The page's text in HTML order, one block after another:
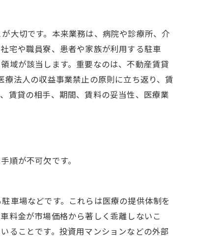
大切です。本来業務は、病院や診療所、介
宅や職員寮、患者や家族が利用する駐車
域が該当します。重要なのは、不動産賃貸
法人の収益事業禁止の原則に立ち返り、賃
賃貸の相手、期間、賃料の妥当性、医療業
順が不可欠です。
車場などです。これらは医療の提供体制を
料金が市場価格から著しく乖離しないこ
ることです。投資用マンションなどの外部